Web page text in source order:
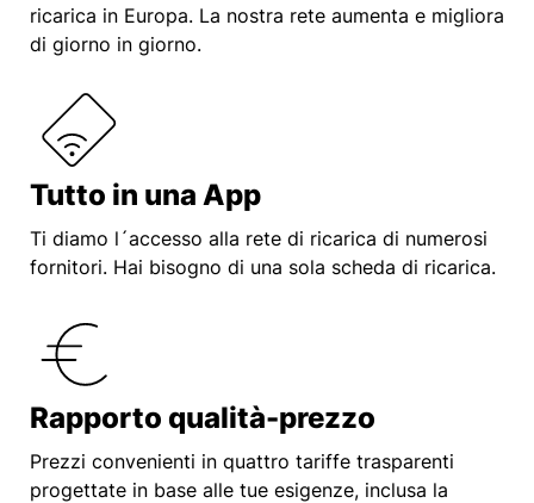
ricarica in Europa. La nostra rete aumenta e migliora
di giorno in giorno.
Tutto in una App
Ti diamo l´accesso alla rete di ricarica di numerosi
fornitori. Hai bisogno di una sola scheda di ricarica.
Rapporto qualità-prezzo
Prezzi convenienti in quattro tariffe trasparenti
progettate in base alle tue esigenze, inclusa la